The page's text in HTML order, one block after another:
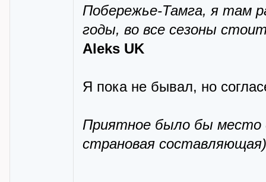
Побережье-Тамга, я там
годы, во все сезоны
Aleks UK
Я пока не бывал, но
Приятное было бы место
страновая составляющая)